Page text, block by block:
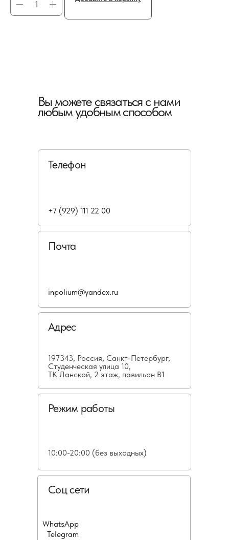
Вы можете связаться с нами
любым удобным способом
Телефон
Почта
Адрес
197343, Россия, Санкт-Петербург,
Студенческая улица 10,
ТК Ланской, 2 этаж, павильон В1
Режим работы
10:00-20:00 (без выходных)
Соц сети
+7 (929) 111 22 00
inpolium@yandex.ru
WhatsApp
Telegram